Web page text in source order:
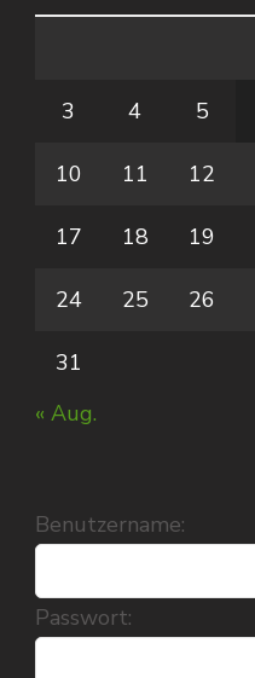
3 4 5
10 11 12
17 18 19
24 25 26
31
« Aug.
Benutzername:
Passwort: